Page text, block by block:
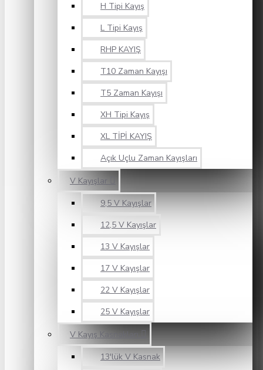
H Tipi Kayış
L Tipi Kayış
RHP KAYIŞ
T10 Zaman Kayışı
T5 Zaman Kayışı
XH Tipi Kayış
XL TİPİ KAYIŞ
Açık Uçlu Zaman Kayışları
V Kayışlar
9,5 V Kayışlar
12,5 V Kayışlar
13 V Kayışlar
17 V Kayışlar
22 V Kayışlar
25 V Kayışlar
V Kayış Kasnakları
13'lük V Kasnak